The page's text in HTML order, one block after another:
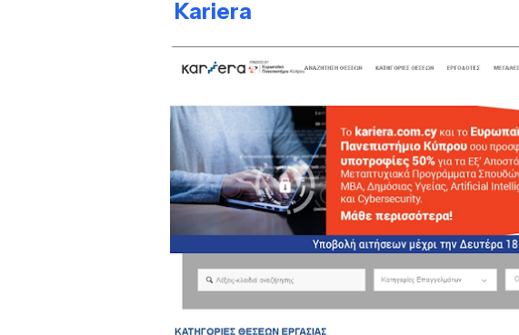
Kariera